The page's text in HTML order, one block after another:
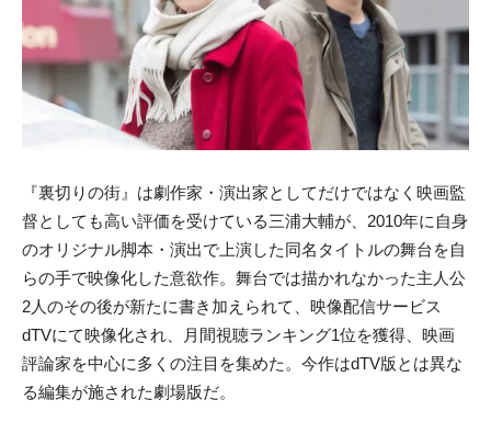
『裏切りの街』は劇作家・演出家としてだけではなく映画監
督としても高い評価を受けている三浦大輔が、2010年に自身
のオリジナル脚本・演出で上演した同名タイトルの舞台を自
らの手で映像化した意欲作。舞台では描かれなかった主人公
2人のその後が新たに書き加えられて、映像配信サービス
dTVにて映像化され、月間視聴ランキング1位を獲得、映画
評論家を中心に多くの注目を集めた。今作はdTV版とは異な
る編集が施された劇場版だ。